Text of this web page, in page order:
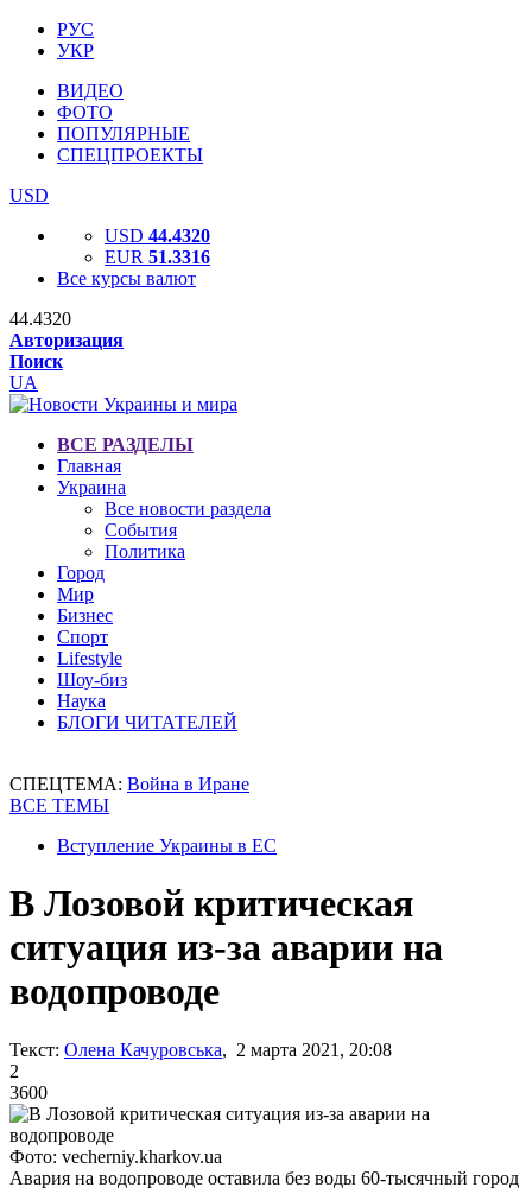
РУС
УКР
ВИДЕО
ФОТО
ПОПУЛЯРНЫЕ
СПЕЦПРОЕКТЫ
USD
USD 44.4320
EUR 51.3316
Все курсы валют
44.4320
Авторизация
Поиск
UA
ВСЕ РАЗДЕЛЫ
Главная
Украина
Все новости раздела
События
Политика
Город
Мир
Бизнес
Спорт
Lifestyle
Шоу-биз
Наука
БЛОГИ ЧИТАТЕЛЕЙ
СПЕЦТЕМА: Война в Иране
ВСЕ ТЕМЫ
Вступление Украины в ЕС
В Лозовой критическая
ситуация из-за аварии на
водопроводе
Текст: Олена Качуровська, 2 марта 2021, 20:08
2
3600
Фото: vecherniy.kharkov.ua
Авария на водопроводе оставила без воды 60-тысячный город